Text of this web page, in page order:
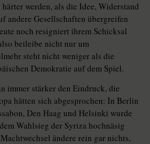
werden, als die Idee, Widerstand
andere Gesellschaften übergreifen
noch resigniert ihrem Schicksal
beileibe nicht nur um
steht nicht weniger als die
Demokratie auf dem Spiel.
immer stärker den Eindruck, die
hätten sich abgesprochen: In Berlin
Den Haag und Helsinki wurde
Wahlsieg der Syriza hochnäsig
ändere rein gar nichts,